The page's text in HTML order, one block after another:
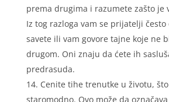
prema drugima i razumete zašto je
Iz tog razloga vam se prijatelji često
savete ili vam govore tajne koje ne
drugom. Oni znaju da ćete ih
predrasuda.
Cenite tihe trenutke u životu,
staromodno. Ovo može da
DINA/ Kod 38